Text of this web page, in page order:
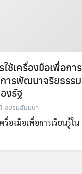
ช้เครื่องมือเพื่อการ
ารพัฒนาจริยธรรม
งรัฐ
อบรมสัมมนา
องมือเพื่อการเรียนรู้ใน